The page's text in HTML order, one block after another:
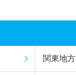
関東地方